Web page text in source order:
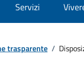
Servizi
trasparente /